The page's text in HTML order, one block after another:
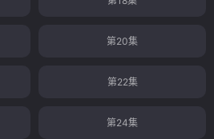
第20集
第22集
第24集